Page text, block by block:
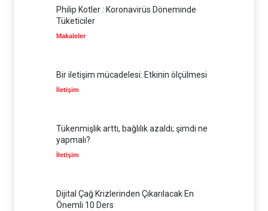
Philip Kotler : Koronavirüs Döneminde
Tüketiciler
Makaleler
Bir iletişim mücadelesi: Etkinin ölçülmesi
İletişim
Tükenmişlik arttı, bağlılık azaldı; şimdi ne
yapmalı?
İletişim
Dijital Çağ Krizlerinden Çıkarılacak En
Önemli 10 Ders